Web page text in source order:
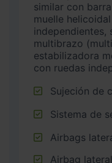
similar con
muelle
independientes,
multibrazo
estabilizadora
con ruedas
Sujeción de
Sistema de
Airbags